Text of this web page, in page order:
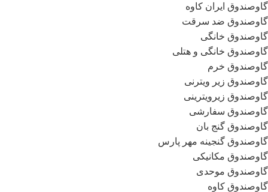
گاوصندوق ایران کاوه
گاوصندوق ضد سرقت
گاوصندوق خانگی
گاوصندوق خانگی و هتلی
گاوصندوق خرم
گاوصندوق زیر ویترنی
گاوصندوق زیرویترینی
گاوصندوق سفارشی
گاوصندوق گنج بان
گاوصندوق گنجینه مهر پارس
گاوصندوق مکانیکی
گاوصندوق موحدی
گاوصندوق کاوه